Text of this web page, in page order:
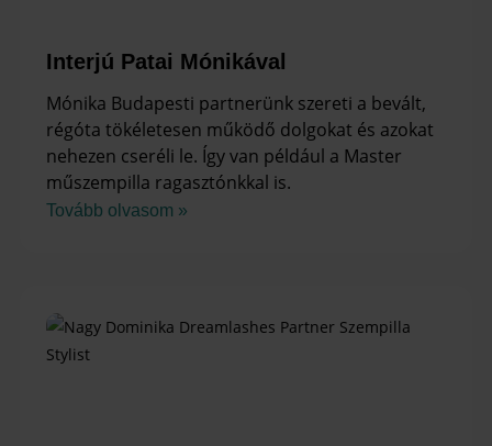
Interjú Patai Mónikával
Mónika Budapesti partnerünk szereti a bevált,
régóta tökéletesen működő dolgokat és azokat
nehezen cseréli le. Így van például a Master
műszempilla ragasztónkkal is.
Tovább olvasom »